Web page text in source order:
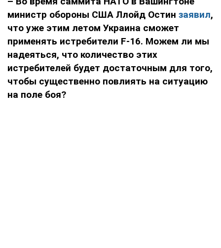
министр обороны США Ллойд Остин заявил,
что уже этим летом Украина сможет
применять истребители F-16. Можем ли мы
надеяться, что количество этих
истребителей будет достаточным для того,
чтобы существенно повлиять на ситуацию
на поле боя?